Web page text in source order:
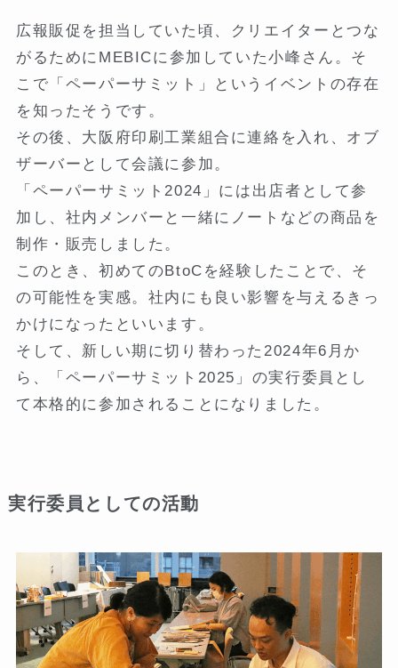
広報販促を担当していた頃、クリエイターとつな
がるためにMEBICに参加していた小峰さん。そ
こで「ペーパーサミット」というイベントの存在
を知ったそうです。
その後、大阪府印刷工業組合に連絡を入れ、オブ
ザーバーとして会議に参加。
「ペーパーサミット2024」には出店者として参
加し、社内メンバーと一緒にノートなどの商品を
制作・販売しました。
このとき、初めてのBtoCを経験したことで、そ
の可能性を実感。社内にも良い影響を与えるきっ
かけになったといいます。
そして、新しい期に切り替わった2024年6月か
ら、「ペーパーサミット2025」の実行委員とし
て本格的に参加されることになりました。
実行委員としての活動